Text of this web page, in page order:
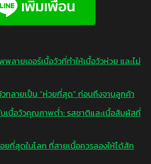
ายเออร์เนื้อวัวที่ทำให้เนื้อวัวห่วย และไม่
วกลายเป็น “ห่วยที่สุด” ก่อนถึงจานลูกค้า
เนื้อวัวคุณภาพต่ำ: รสชาติและเนื้อสัมผัสที่
ยที่สุดในโลก ที่สายเนื้อควรลองให้ได้สัก